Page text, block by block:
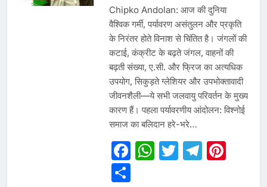
Chipko Andolan: आज की दुनिया
वैश्विक गर्मी, पर्यावरण असंतुलन और प्रकृति
के निरंतर होते विनाश से चिंतित है। जंगलों की
कटाई, कंक्रीट के बढ़ते जंगल, वाहनों की
बढ़ती संख्या, ए.सी. और फ्रिज का अत्यधिक
उपयोग, सिकुड़ते ग्लेशियर और उपभोक्तावादी
जीवनशैली—ये सभी जलवायु परिवर्तन के मुख्य
कारण हैं। पहला पर्यावरणीय आंदोलन: विश्नोई
समाज का बलिदान हरे-भरे…
Facebook
WhatsApp
Twitter
Share